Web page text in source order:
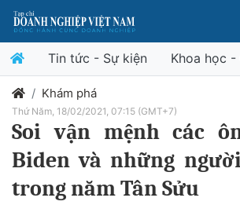
Tin tức - Sự kiện Khoa học
Khám phá
Thứ Năm, 18/02/2021, 07:15 (GMT+7)
Soi vận mệnh các
Biden và những
trong năm Tân Sửu